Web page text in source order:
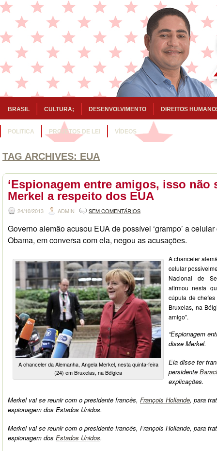
BRASIL CULTURA; DESENVOLVIMENTO DIREITOS
POLITICA PROJETOS DE LEI VÍDEOS
TAG ARCHIVES: EUA
‘Espionagem entre amigos, isso não
Merkel a respeito dos EUA
24/10/2013 ADMIN SEM COMENTÁRIOS
Governo alemão acusou EUA de possível ‘grampo’ a
Obama, em conversa com ela, negou as acusações.
A chanceler da Alemanha, Angela Merkel, nesta quinta-feira
(24) em Bruxelas, na Bélgica
A chanceler
celular
Nacional de
afirmou nesta
cúpula de
Bruxelas, na
amigo”.
“Espionagem
disse Merkel.
Ela disse ter
persidente
explicações.
Merkel vai se reunir com o presidente francês, François Hollande, para
espionagem dos Estados Unidos.
Merkel vai se reunir com o presidente francês, François Hollande, para
espionagem dos Estados Unidos.